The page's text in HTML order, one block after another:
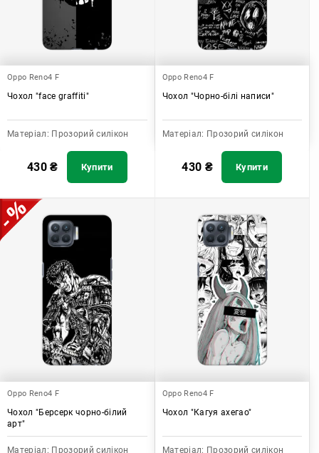
Oppo Reno4 F
Чохол "face graffiti"
Матеріал: Прозорий силікон
430₴ Купити
Oppo Reno4 F
Чохол "Чорно-білі написи"
Матеріал: Прозорий силікон
430 ₴ Купити
Oppo Reno4 F
Чохол "Берсерк чорно-білий
арт"
Матеріал: Прозорий силікон
Oppo Reno4 F
Чохол "Кагуя ахегао"
Матеріал: Прозорий силікон